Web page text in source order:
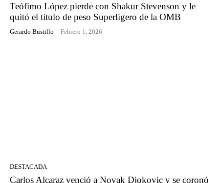
Teófimo López pierde con Shakur Stevenson y le
quitó el título de peso Superligero de la OMB
Gerardo Bustillo - Febrero 1, 2026
DESTACADA
Carlos Alcaraz venció a Novak Djokovic y se coronó